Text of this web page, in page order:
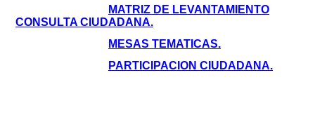
MATRIZ DE LEVANTAMIENTO
CONSULTA CIUDADANA.
MESAS TEMATICAS.
PARTICIPACION CIUDADANA.